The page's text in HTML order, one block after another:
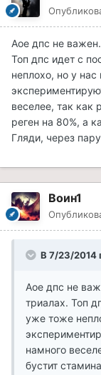
Аое дпс не
Топ дпс идет с
неплохо, но у
веселее, так как
реген на 80%, а
Гляди, через
Воин1
В 7/23/2014
Аое дпс не
триалах. Топ
уже тоже
намного
бустит